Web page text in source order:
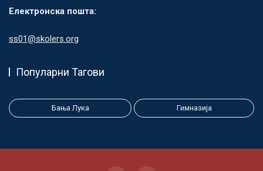
Електронска пошта:
ss01@skolers.org
Популарни Тагови
Бања Лука Гимназија